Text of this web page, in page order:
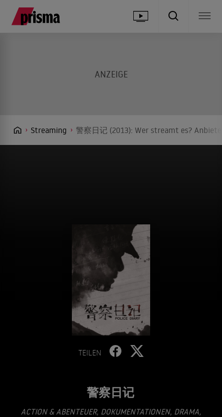
Streaming 警察日记 (2013): Wer streamt es?
TEILEN
警察日记
ACTION & ABENTEUER, DOKUMENTATIONEN, DRAMA,